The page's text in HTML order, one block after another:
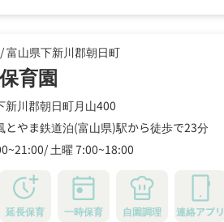
富山県下新川郡朝日町
育園
新川郡朝日町月山400
とやま鉄道泊(富山県)駅から徒歩で23分
土曜 7:00~18:00
延長保育 一時保育 自園調理 連絡アプリ